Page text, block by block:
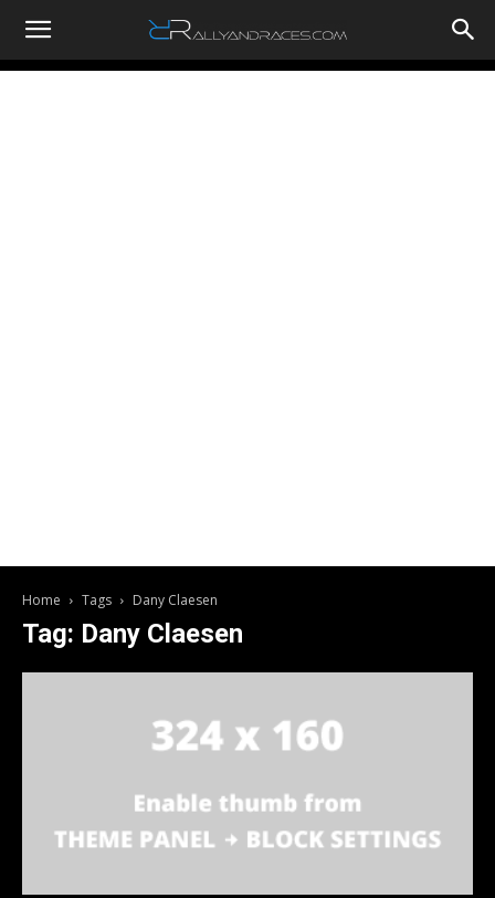
RallyandRaces.com
Home Tags Dany Claesen
Tag: Dany Claesen